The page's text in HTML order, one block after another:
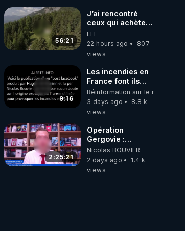
56:21
J’ai rencontré
ceux qui achètent
des bunkers pour
survivre à la fin
du monde
LEF
22 hours ago
807
views
9:16
Les incendies en
France font ils
partie d' un plan
qui aurait débuté
le 11 septembre
Réinformation sur le monde
3 days ago
8.8 k
views
2:25:21
Opération
Gergovie :
‪@38resistancegauloise‬
‪@MarionSigautOfficiel‬
‪@gladysriifard5710‬
Nicolas BOUVIER
2 days ago
1.4 k
views